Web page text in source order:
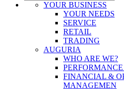
YOUR BUSINESS
YOUR NEEDS
SERVICE
RETAIL
TRADING
AUGURIA
WHO ARE WE?
FINANCIAL &
MANAGEMEN